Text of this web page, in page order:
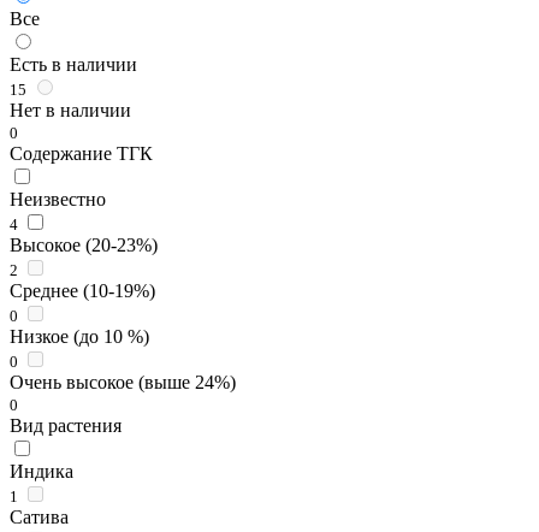
Все
Есть в наличии
15
Нет в наличии
0
Содержание ТГК
Неизвестно
4
Высокое (20-23%)
2
Среднее (10-19%)
0
Низкое (до 10 %)
0
Очень высокое (выше 24%)
0
Вид растения
Индика
1
Сатива